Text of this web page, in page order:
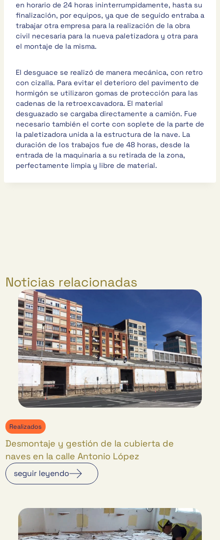
en horario de 24 horas ininterrumpidamente, hasta su
finalización, por equipos, ya que de seguido entraba a
trabajar otra empresa para la realización de la obra
civil necesaria para la nueva paletizadora y otra para
el montaje de la misma.
El desguace se realizó de manera mecánica, con retro
con cizalla. Para evitar el deterioro del pavimento de
hormigón se utilizaron gomas de protección para las
cadenas de la retroexcavadora. El material
desguazado se cargaba directamente a camión. Fue
necesario también el corte con soplete de la parte de
la paletizadora unida a la estructura de la nave. La
duración de los trabajos fue de 48 horas, desde la
entrada de la maquinaria a su retirada de la zona,
perfectamente limpia y libre de material.
Noticias relacionadas
Realizados
Desmontaje y gestión de la cubierta de
naves en la calle Antonio López
seguir leyendo